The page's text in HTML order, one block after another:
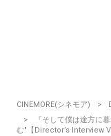
CINEMORE(シネモア)
『そして僕は途方に
む"【Director’s Interview